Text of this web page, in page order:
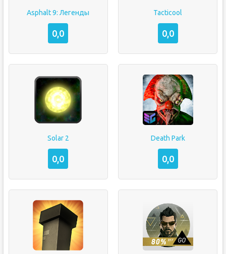
Asphalt 9: Легенды
0,0
Tacticool
0,0
Solar 2
0,0
Death Park
0,0